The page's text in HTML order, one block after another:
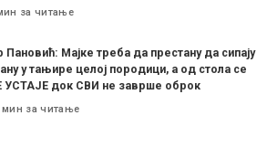
за читање
Пановић: Мајке треба да престану да сипају
у тањире целој породици, а од стола се
УСТАЈЕ док СВИ не заврше оброк
мин за читање